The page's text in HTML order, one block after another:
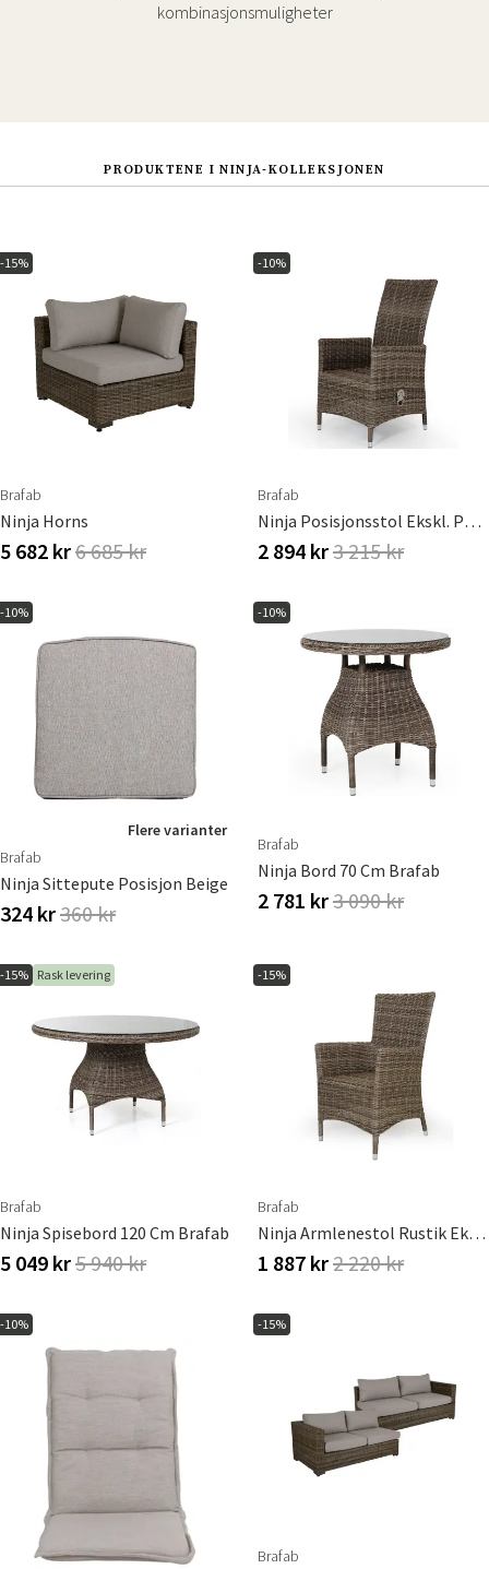
kombinasjonsmuligheter
PRODUKTENE I NINJA-KOLLEKSJONEN
-15%
Brafab
Ninja Horns
5 682 kr6 685 kr
-10%
Brafab
Ninja Posisjonsstol Ekskl. Pute Brafab
2 894 kr3 215 kr
-10%
Flere varianter
Brafab
Ninja Sittepute Posisjon Beige
324 kr360 kr
-10%
Brafab
Ninja Bord 70 Cm Brafab
2 781 kr3 090 kr
-15% Rask levering
Brafab
Ninja Spisebord 120 Cm Brafab
5 049 kr5 940 kr
-15%
Brafab
Ninja Armlenestol Rustik Ekskl. Pute
1 887 kr2 220 kr
-10% -15%
Brafab